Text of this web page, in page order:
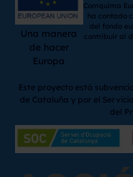
Una manera
de hacer
Europa
Comquima
ha contado
del fondo
contribuir al
Este proyecto está
de Cataluña y por el
del